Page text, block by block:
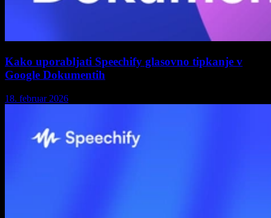
Kako uporabljati Speechify glasovno tipkanje v
Google Dokumentih
18. februar 2026